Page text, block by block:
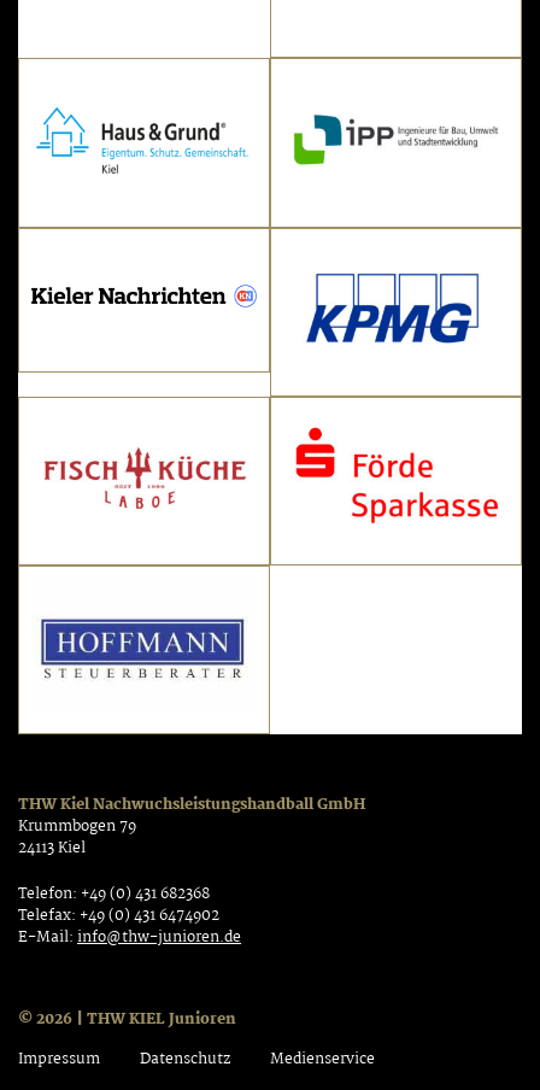
THW Kiel Nachwuchsleistungshandball GmbH
Krummbogen 79
24113 Kiel
Telefon: +49 (0) 431 682368
Telefax: +49 (0) 431 6474902
E-Mail:info@thw-junioren.de
© 2026 | THW KIEL Junioren
Impressum
Datenschutz Medienservice